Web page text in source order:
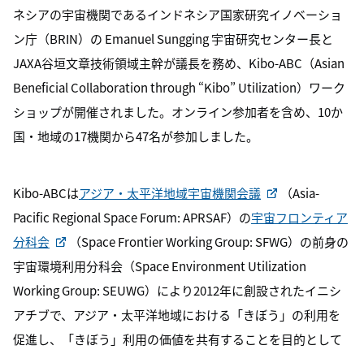
ネシアの宇宙機関であるインドネシア国家研究イノベーショ
ン庁（BRIN）の Emanuel Sungging 宇宙研究センター長と
JAXA谷垣文章技術領域主幹が議長を務め、Kibo-ABC（Asian
Beneficial Collaboration through “Kibo” Utilization）ワーク
ショップが開催されました。オンライン参加者を含め、10か
国・地域の17機関から47名が参加しました。
Kibo-ABCはアジア・太平洋地域宇宙機関会議 （Asia-
Pacific Regional Space Forum: APRSAF）の宇宙フロンティア
分科会
（Space Frontier Working Group: SFWG） の前身の
宇宙環境利用分科会（Space Environment Utilization
Working Group: SEUWG） により2012年に創設されたイニシ
アチブで、アジア・太平洋地域における「きぼう」の利用を
促進し、「きぼう」利用の価値を共有することを目的として